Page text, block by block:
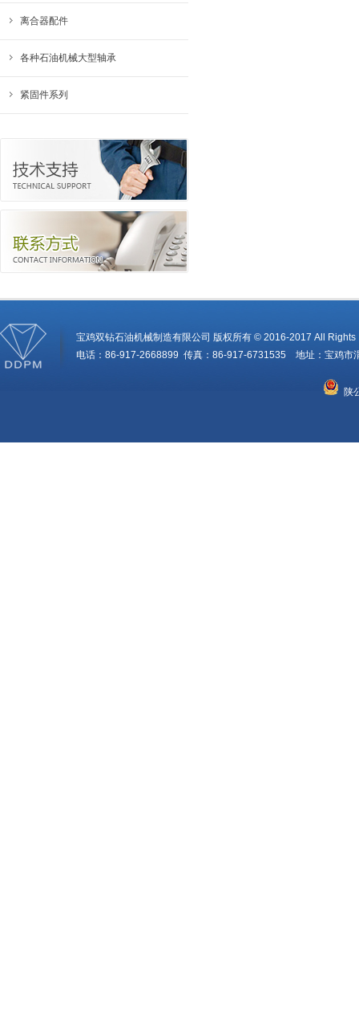
离合器配件
各种石油机械大型轴承
紧固件系列
宝鸡双钻石油机械制造有限公司 版权所有 © 2016-2017 All
电话：86-917-2668899 传真：86-917-6731535 地址：宝鸡市
陕